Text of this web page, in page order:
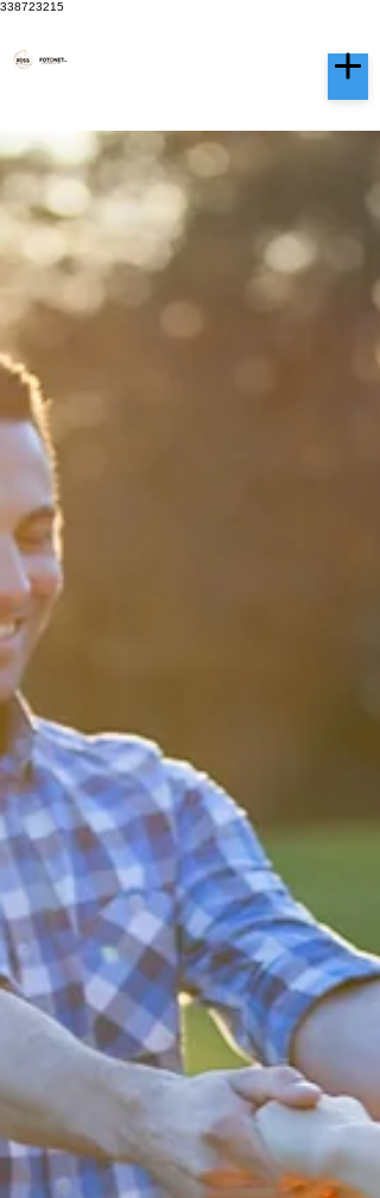
338723215